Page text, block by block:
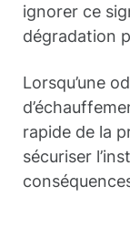
ignorer ce
dégradation
Lorsqu’une
rapide de la
sécuriser